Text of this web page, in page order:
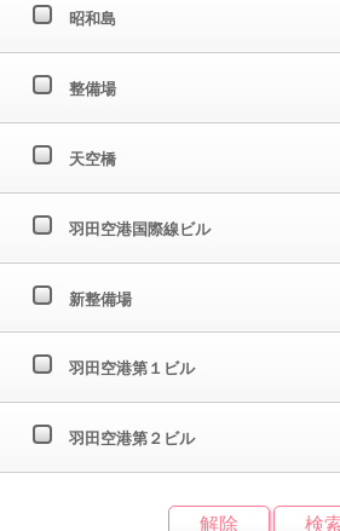
昭和島
整備場
天空橋
羽田空港国際線ビル
新整備場
羽田空港第１ビル
羽田空港第２ビル